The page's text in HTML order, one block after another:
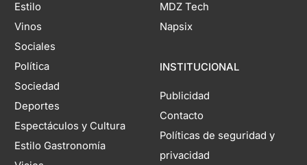
Estilo
Vinos
Sociales
Política
Sociedad
Deportes
Espectáculos y Cultura
Estilo Gastronomía
MDZ Tech
Napsix
INSTITUCIONAL
Publicidad
Contacto
Políticas de seguridad y
privacidad